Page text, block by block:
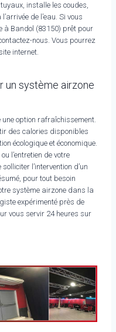
installe les coudes,
de l’eau. Si vous
à Bandol (83150) prêt pour
nous. Vous pourrez
internet.
un système airzone
option rafraîchissement.
des calories disponibles
écologique et économique.
l’entretien de votre
l’intervention d’un
pour tout besoin
système airzone dans la
expérimenté près de
vous servir 24 heures sur